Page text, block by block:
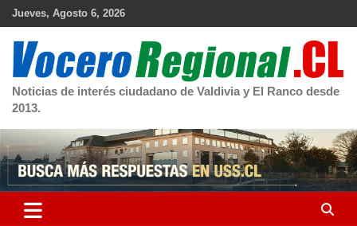
Skip
Jueves, Agosto 6, 2026
Noticias de interés ciudadano de Valdivia y El Ranco desde
2013.